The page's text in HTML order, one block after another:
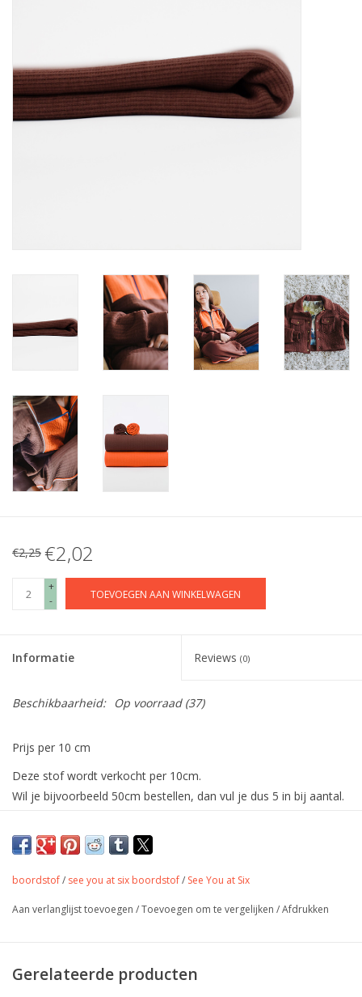
€2,25 €2,02
+
-
TOEVOEGEN AAN WINKELWAGEN
Informatie Reviews (0)
Beschikbaarheid: Op voorraad(37)
Prijs per 10 cm
Deze stof wordt verkocht per 10cm.
Wil je bijvoorbeeld 50cm bestellen, dan vul je dus 5 in bij aantal.
De allermooiste boordstoffen van See
You At Six. Combineer deze met andere
producten uit de collectie!
Bij elke boordstof worden de bijpassende stof(fen) aangegeven.
boordstof/ see you at six boordstof/ See You at Six
Aan verlanglijst toevoegen /Toevoegen om te vergelijken /Afdrukken
Gerelateerde producten